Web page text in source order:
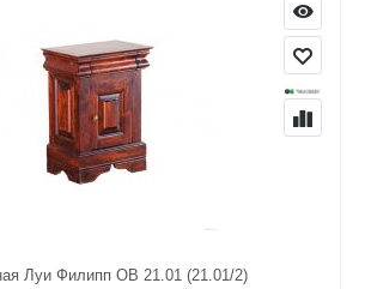
Луи Филипп ОВ 21.01 (21.01/2)